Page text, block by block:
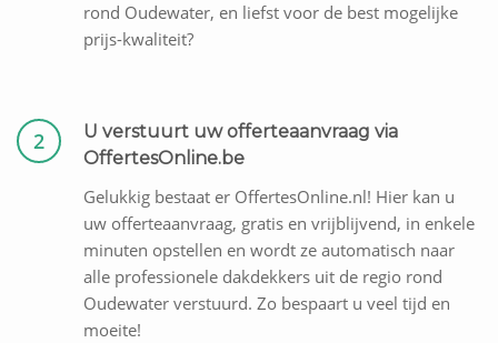
rond Oudewater, en liefst voor de best mogelijke
prijs-kwaliteit?
2
U verstuurt uw offerteaanvraag via
OffertesOnline.be
Gelukkig bestaat er OffertesOnline.nl! Hier kan u
uw offerteaanvraag, gratis en vrijblijvend, in enkele
minuten opstellen en wordt ze automatisch naar
alle professionele dakdekkers uit de regio rond
Oudewater verstuurd. Zo bespaart u veel tijd en
moeite!